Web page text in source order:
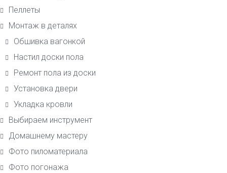
Пеллеты
Монтаж в деталях
Обшивка вагонкой
Настил доски пола
Ремонт пола из доски
Установка двери
Укладка кровли
Выбираем инструмент
Домашнему мастеру
Фото пиломатериала
Фото погонажа